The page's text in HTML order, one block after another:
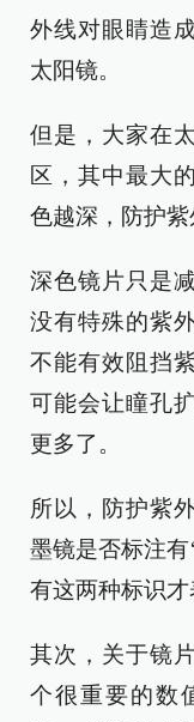
外线对眼睛造
太阳镜。
但是，大家在
区，其中最大
色越深，防护紫
深色镜片只是
没有特殊的紫
不能有效阻挡
可能会让瞳孔
更多了。
所以，防护紫
墨镜是否标注有
有这两种标识才
其次，关于镜
个很重要的数